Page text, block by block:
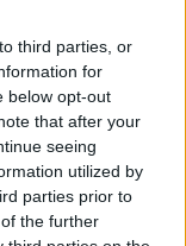
third parties, or
for
below opt-out
that after your
seeing
utilized by
parties prior to
the further